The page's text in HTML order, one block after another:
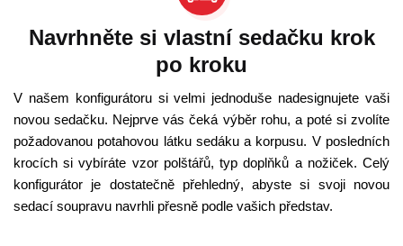
Navrhněte si vlastní sedačku krok
po kroku
V našem konfigurátoru si velmi jednoduše nadesignujete vaši
novou sedačku. Nejprve vás čeká výběr rohu, a poté si zvolíte
požadovanou potahovou látku sedáku a korpusu. V posledních
krocích si vybíráte vzor polštářů, typ doplňků a nožiček. Celý
konfigurátor je dostatečně přehledný, abyste si svoji novou
sedací soupravu navrhli přesně podle vašich představ.